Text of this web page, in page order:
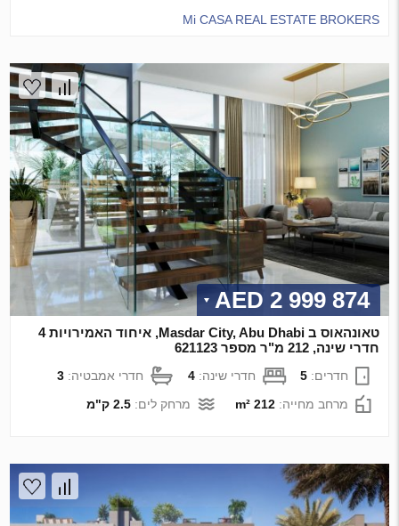
Mi CASA REAL ESTATE BROKERS
2 999 874 AED
טאונהאוס ב Masdar City, Abu Dhabi, איחוד האמירויות 4
חדרי שינה, 212 מ"ר מספר 621123
חדרים:5 חדרי שינה:4 חדרי אמבטיה:3
מרחב מחייה:212 m² מרחק לים:2.5 ק"מ